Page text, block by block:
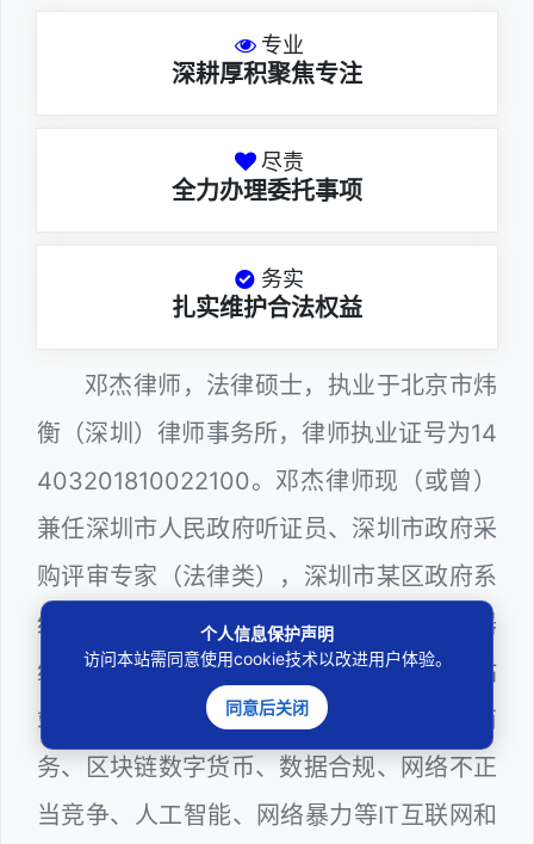
专业
深耕厚积聚焦专注
尽责
全力办理委托事项
务实
扎实维护合法权益
邓杰律师，法律硕士，执业于北京市炜
衡（深圳）律师事务所，律师执业证号为14
403201810022100。邓杰律师现（或曾）
兼任深圳市人民政府听证员、深圳市政府采
购评审专家（法律类），深圳市某区政府系
统公职律师、WEB前端开发和 WEB服务器
维护工程师、计算机信息网络安全员和网站
站长多年，在软件程序、网络游戏、电子商
务、区块链数字货币、数据合规、网络不正
当竞争、人工智能、网络暴力等IT互联网和
个人信息保护声明
访问本站需同意使用cookie技术以改进用户体验。
同意后关闭